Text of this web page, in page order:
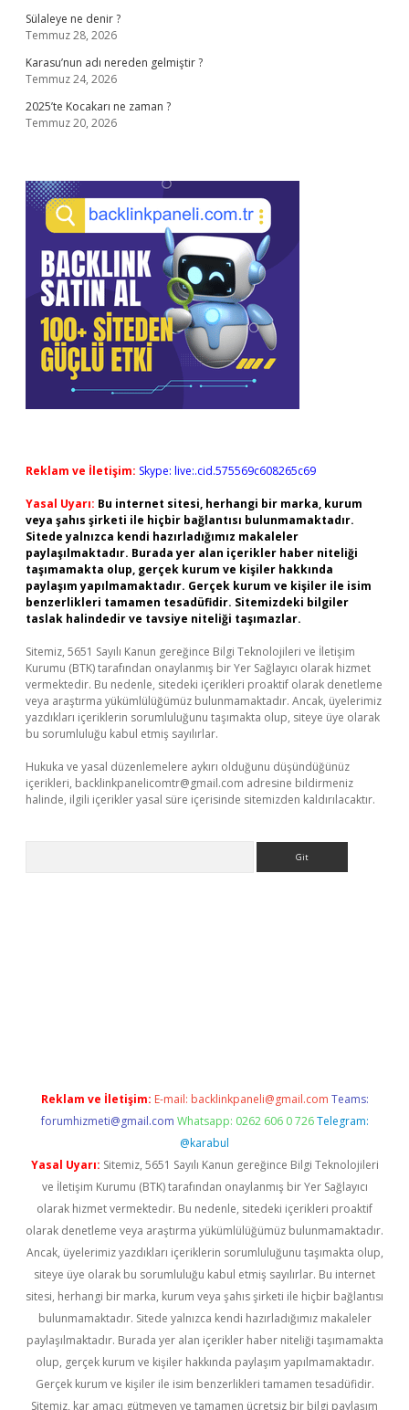
Sülaleye ne denir ?
Temmuz 28, 2026
Karasu’nun adı nereden gelmiştir ?
Temmuz 24, 2026
2025’te Kocakarı ne zaman ?
Temmuz 20, 2026
Reklam ve İletişim: Skype: live:.cid.575569c608265c69
Yasal Uyarı: Bu internet sitesi, herhangi bir marka, kurum
veya şahıs şirketi ile hiçbir bağlantısı bulunmamaktadır.
Sitede yalnızca kendi hazırladığımız makaleler
paylaşılmaktadır. Burada yer alan içerikler haber niteliği
taşımamakta olup, gerçek kurum ve kişiler hakkında
paylaşım yapılmamaktadır. Gerçek kurum ve kişiler ile isim
benzerlikleri tamamen tesadüfidir. Sitemizdeki bilgiler
taslak halindedir ve tavsiye niteliği taşımazlar.
Sitemiz, 5651 Sayılı Kanun gereğince Bilgi Teknolojileri ve İletişim
Kurumu (BTK) tarafından onaylanmış bir Yer Sağlayıcı olarak hizmet
vermektedir. Bu nedenle, sitedeki içerikleri proaktif olarak denetleme
veya araştırma yükümlülüğümüz bulunmamaktadır. Ancak, üyelerimiz
yazdıkları içeriklerin sorumluluğunu taşımakta olup, siteye üye olarak
bu sorumluluğu kabul etmiş sayılırlar.
Hukuka ve yasal düzenlemelere aykırı olduğunu düşündüğünüz
içerikleri, backlinkpanelicomtr@gmail.com adresine bildirmeniz
halinde, ilgili içerikler yasal süre içerisinde sitemizden kaldırılacaktır.
Reklam ve İletişim: E-mail: backlinkpaneli@gmail.com Teams:
forumhizmeti@gmail.com Whatsapp: 0262 606 0 726 Telegram:
@karabul
Yasal Uyarı: Sitemiz, 5651 Sayılı Kanun gereğince Bilgi Teknolojileri
ve İletişim Kurumu (BTK) tarafından onaylanmış bir Yer Sağlayıcı
olarak hizmet vermektedir. Bu nedenle, sitedeki içerikleri proaktif
olarak denetleme veya araştırma yükümlülüğümüz bulunmamaktadır.
Ancak, üyelerimiz yazdıkları içeriklerin sorumluluğunu taşımakta olup,
siteye üye olarak bu sorumluluğu kabul etmiş sayılırlar. Bu internet
sitesi, herhangi bir marka, kurum veya şahıs şirketi ile hiçbir bağlantısı
bulunmamaktadır. Sitede yalnızca kendi hazırladığımız makaleler
paylaşılmaktadır. Burada yer alan içerikler haber niteliği taşımamakta
olup, gerçek kurum ve kişiler hakkında paylaşım yapılmamaktadır.
Gerçek kurum ve kişiler ile isim benzerlikleri tamamen tesadüfidir.
Sitemiz, kar amacı gütmeyen ve tamamen ücretsiz bir bilgi paylaşım